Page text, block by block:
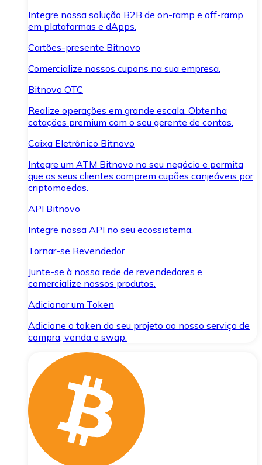
Integre nossa solução B2B de on-ramp e off-ramp
em plataformas e dApps.
Cartões-presente Bitnovo
Comercialize nossos cupons na sua empresa.
Bitnovo OTC
Realize operações em grande escala. Obtenha
cotações premium com o seu gerente de contas.
Caixa Eletrônico Bitnovo
Integre um ATM Bitnovo no seu negócio e permita
que os seus clientes comprem cupões canjeáveis por
criptomoedas.
API Bitnovo
Integre nossa API no seu ecossistema.
Tornar-se Revendedor
Junte-se à nossa rede de revendedores e
comercialize nossos produtos.
Adicionar um Token
Adicione o token do seu projeto ao nosso serviço de
compra, venda e swap.